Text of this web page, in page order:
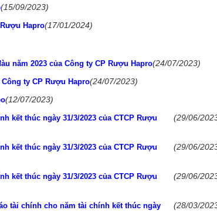
(15/09/2023)
Hapro(17/01/2024)
năm 2023 của Công ty CP Rượu Hapro(24/07/2023)
ty CP Rượu Hapro(24/07/2023)
(12/07/2023)
kết thúc ngày 31/3/2023 của CTCP Rượu
(29/06/
kết thúc ngày 31/3/2023 của CTCP Rượu
(29/06/
kết thúc ngày 31/3/2023 của CTCP Rượu
(29/06/
tài chính cho năm tài chính kết thúc ngày
(28/03/